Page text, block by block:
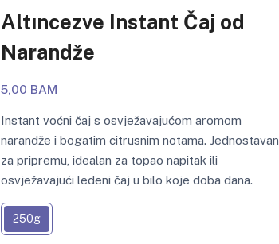
Altıncezve Instant Čaj od
Narandže
5,00 BAM
Instant voćni čaj s osvježavajućom aromom
narandže i bogatim citrusnim notama. Jednostavan
za pripremu, idealan za topao napitak ili
osvježavajući ledeni čaj u bilo koje doba dana.
250g